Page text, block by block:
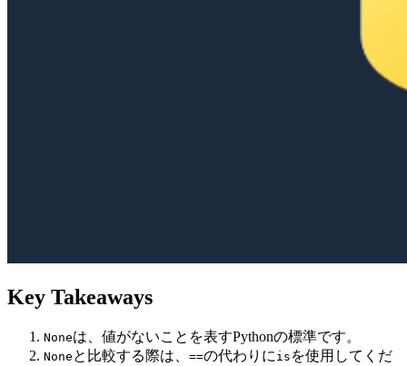
Key Takeaways
Noneは、値がないことを表すPythonの標準です。
None と比較する際は、 ==の代わりに is を使用してくだ